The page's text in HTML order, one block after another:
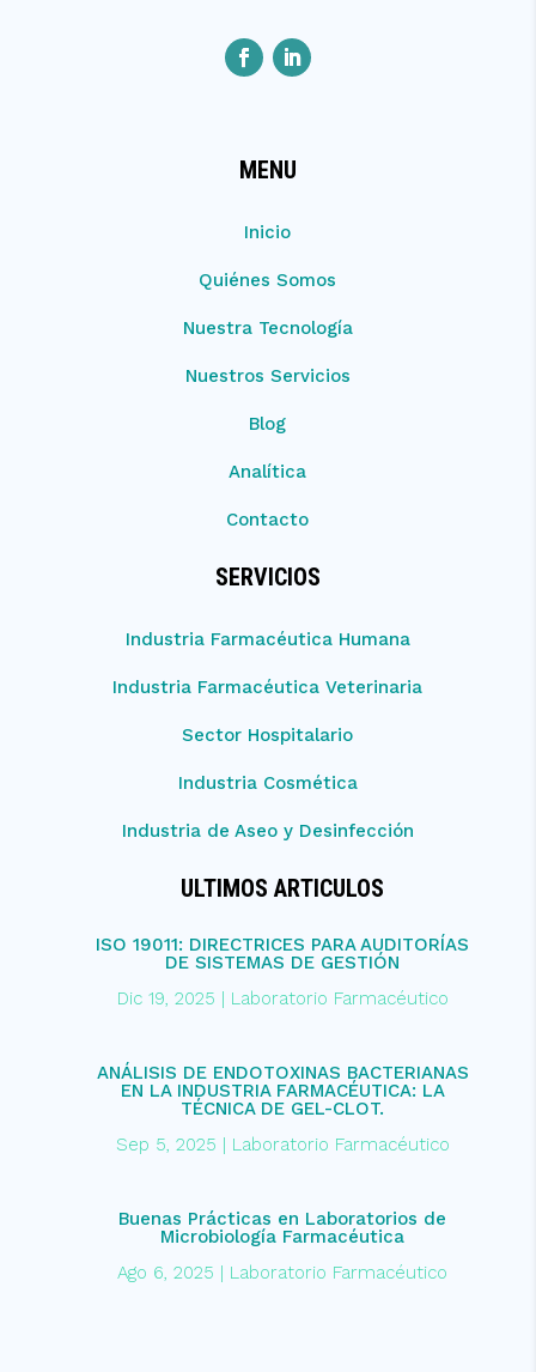
MENU
Inicio
Quiénes Somos
Nuestra Tecnología
Nuestros Servicios
Blog
Analítica
Contacto
SERVICIOS
Industria Farmacéutica Humana
Industria Farmacéutica Veterinaria
Sector Hospitalario
Industria Cosmética
Industria de Aseo y Desinfección
ULTIMOS ARTICULOS
ISO 19011: DIRECTRICES PARA AUDITORÍAS
DE SISTEMAS DE GESTIÓN
Dic 19, 2025 | Laboratorio Farmacéutico
ANÁLISIS DE ENDOTOXINAS BACTERIANAS
EN LA INDUSTRIA FARMACÉUTICA: LA
TÉCNICA DE GEL-CLOT.
Sep 5, 2025 | Laboratorio Farmacéutico
Buenas Prácticas en Laboratorios de
Microbiología Farmacéutica
Ago 6, 2025 | Laboratorio Farmacéutico